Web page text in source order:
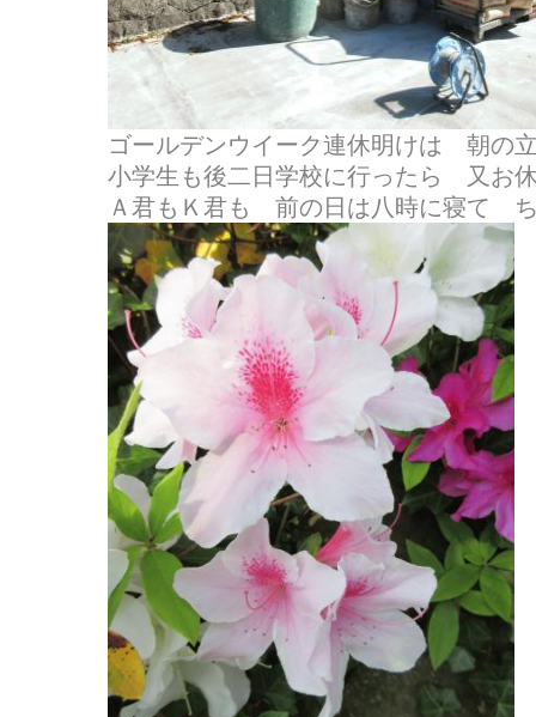
ゴールデンウイーク連休明けは 朝の
小学生も後二日学校に行ったら 又お
Ａ君もＫ君も 前の日は八時に寝て